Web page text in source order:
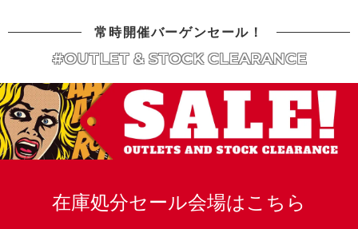
常時開催バーゲンセール！
#OUTLET & STOCK CLEARANCE
在庫処分セール会場はこちら